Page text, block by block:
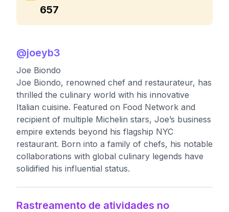
657
@joeyb3
Joe Biondo
Joe Biondo, renowned chef and restaurateur, has
thrilled the culinary world with his innovative
Italian cuisine. Featured on Food Network and
recipient of multiple Michelin stars, Joe’s business
empire extends beyond his flagship NYC
restaurant. Born into a family of chefs, his notable
collaborations with global culinary legends have
solidified his influential status.
Rastreamento de atividades no